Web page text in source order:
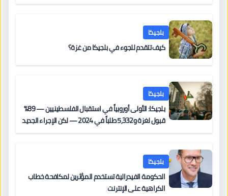
بلجيكا
كيف تتقدم للجوء في بلجيكا من غزة؟
بلجيكا
بلجيكا: الأولى أوروبياً في استقبال الفلسطينيين — 89%
قبول لغزة و5,332 طلباً في 2024 — لكن الإجراء الجديد
بلجيكا
الحكومة الفيدرالية تستخدم المؤثرين لمكافحة خطاب
الكراهية على الإنترنت